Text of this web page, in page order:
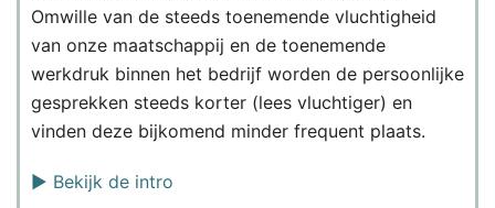
Omwille van de steeds toenemende vluchtigheid
van onze maatschappij en de toenemende
werkdruk binnen het bedrijf worden de persoonlijke
gesprekken steeds korter (lees vluchtiger) en
vinden deze bijkomend minder frequent plaats.
▶️ Bekijk de intro